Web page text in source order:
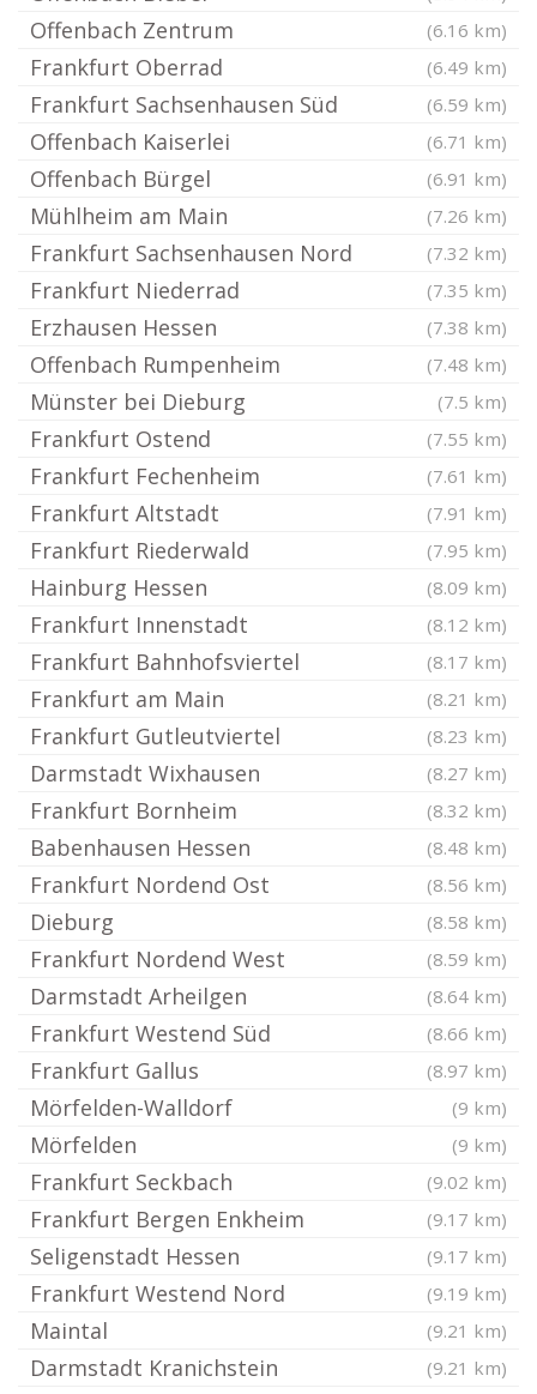
Offenbach Zentrum (6.16 km)
Frankfurt Oberrad (6.49 km)
Frankfurt Sachsenhausen Süd (6.59 km)
Offenbach Kaiserlei (6.71 km)
Offenbach Bürgel (6.91 km)
Mühlheim am Main (7.26 km)
Frankfurt Sachsenhausen Nord (7.32 km)
Frankfurt Niederrad (7.35 km)
Erzhausen Hessen (7.38 km)
Offenbach Rumpenheim (7.48 km)
Münster bei Dieburg (7.5 km)
Frankfurt Ostend (7.55 km)
Frankfurt Fechenheim (7.61 km)
Frankfurt Altstadt (7.91 km)
Frankfurt Riederwald (7.95 km)
Hainburg Hessen (8.09 km)
Frankfurt Innenstadt (8.12 km)
Frankfurt Bahnhofsviertel (8.17 km)
Frankfurt am Main (8.21 km)
Frankfurt Gutleutviertel (8.23 km)
Darmstadt Wixhausen (8.27 km)
Frankfurt Bornheim (8.32 km)
Babenhausen Hessen (8.48 km)
Frankfurt Nordend Ost (8.56 km)
Dieburg (8.58 km)
Frankfurt Nordend West (8.59 km)
Darmstadt Arheilgen (8.64 km)
Frankfurt Westend Süd (8.66 km)
Frankfurt Gallus (8.97 km)
Mörfelden-Walldorf (9 km)
Mörfelden (9 km)
Frankfurt Seckbach (9.02 km)
Frankfurt Bergen Enkheim (9.17 km)
Seligenstadt Hessen (9.17 km)
Frankfurt Westend Nord (9.19 km)
Maintal (9.21 km)
Darmstadt Kranichstein (9.21 km)